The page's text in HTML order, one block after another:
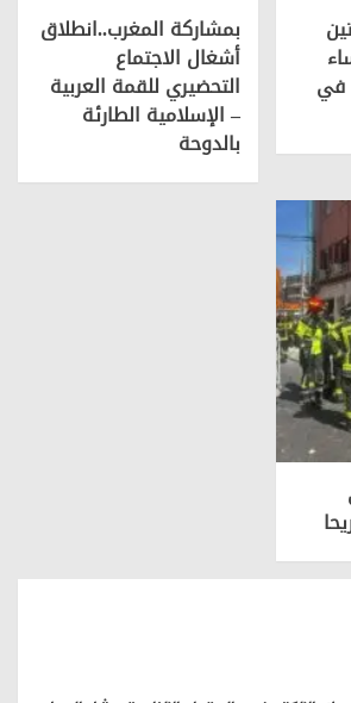
في
بمشاركة المغرب..انطلاق
أشغال الاجتماع
التحضيري للقمة العربية
– الإسلامية الطارئة
بالدوحة